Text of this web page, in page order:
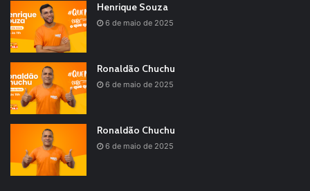
Henrique Souza
6 de maio de 2025
Ronaldão Chuchu
6 de maio de 2025
Ronaldão Chuchu
6 de maio de 2025